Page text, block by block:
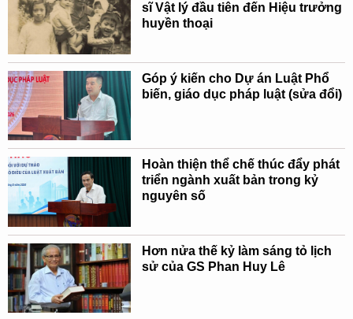
sĩ Vật lý đầu tiên đến Hiệu trưởng
huyền thoại
Góp ý kiến cho Dự án Luật Phổ
biến, giáo dục pháp luật (sửa đổi)
Hoàn thiện thể chế thúc đẩy phát
triển ngành xuất bản trong kỷ
nguyên số
Hơn nửa thế kỷ làm sáng tỏ lịch
sử của GS Phan Huy Lê